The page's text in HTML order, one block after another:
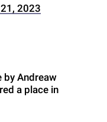
2023
by Andreaw
a place in